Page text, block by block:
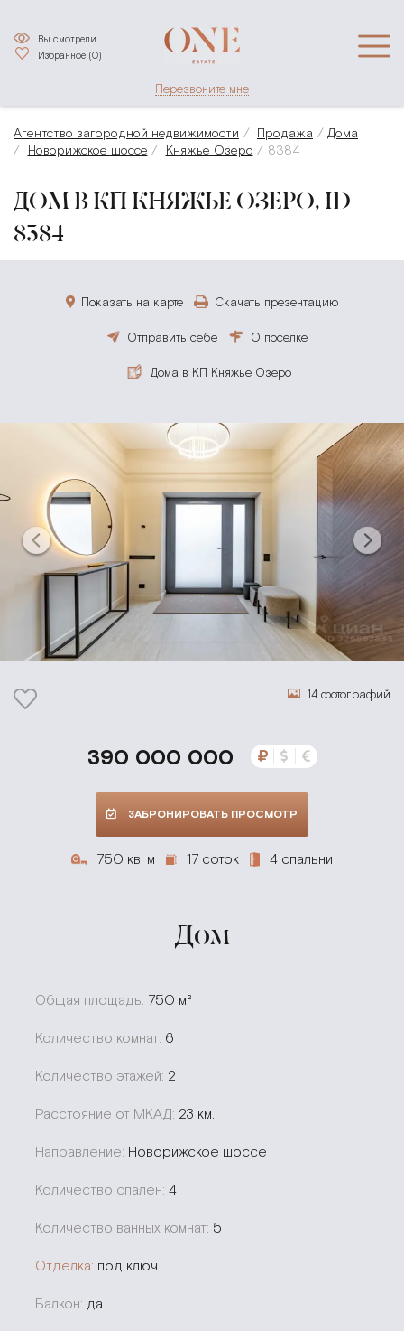
Избранное (0)
Вы смотрели
Перезвоните мне
Агентство загородной недвижимости Продажа
Дома
Новорижское шоссе
Княжье Озеро 8384
ДОМ В КП КНЯЖЬЕ ОЗЕРО, ID
8384
Показать на карте Скачать презентацию
Отправить себе О поселке
Дома в КП Княжье Озеро
14 фотографий
390 000 000
ЗАБРОНИРОВАТЬ ПРОСМОТР
750 кв. м 17 соток 4 спальни
Дом
Общая площадь: 750 м²
Количество комнат: 6
Количество этажей: 2
Расстояние от МКАД: 23 км.
Направление: Новорижское шоссе
Количество спален: 4
Количество ванных комнат: 5
Отделка: под ключ
Балкон: да